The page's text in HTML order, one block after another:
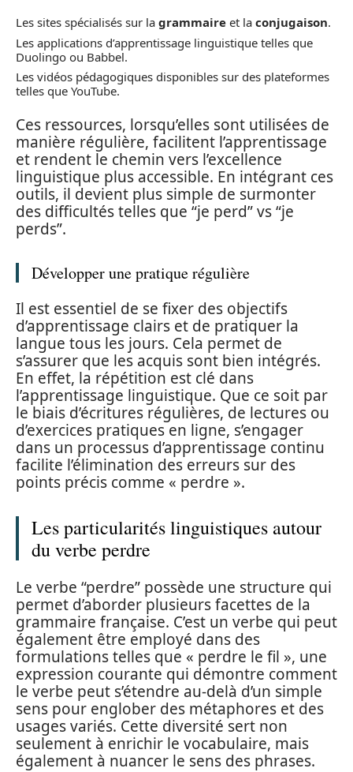
Les sites spécialisés sur la grammaire et la conjugaison.
Les applications d’apprentissage linguistique telles que
Duolingo ou Babbel.
Les vidéos pédagogiques disponibles sur des plateformes
telles que YouTube.
Ces ressources, lorsqu’elles sont utilisées de
manière régulière, facilitent l’apprentissage
et rendent le chemin vers l’excellence
linguistique plus accessible. En intégrant ces
outils, il devient plus simple de surmonter
des difficultés telles que “je perd” vs “je
perds”.
Développer une pratique régulière
Il est essentiel de se fixer des objectifs
d’apprentissage clairs et de pratiquer la
langue tous les jours. Cela permet de
s’assurer que les acquis sont bien intégrés.
En effet, la répétition est clé dans
l’apprentissage linguistique. Que ce soit par
le biais d’écritures régulières, de lectures ou
d’exercices pratiques en ligne, s’engager
dans un processus d’apprentissage continu
facilite l’élimination des erreurs sur des
points précis comme « perdre ».
Les particularités linguistiques autour
du verbe perdre
Le verbe “perdre” possède une structure qui
permet d’aborder plusieurs facettes de la
grammaire française. C’est un verbe qui peut
également être employé dans des
formulations telles que « perdre le fil », une
expression courante qui démontre comment
le verbe peut s’étendre au-delà d’un simple
sens pour englober des métaphores et des
usages variés. Cette diversité sert non
seulement à enrichir le vocabulaire, mais
également à nuancer le sens des phrases.